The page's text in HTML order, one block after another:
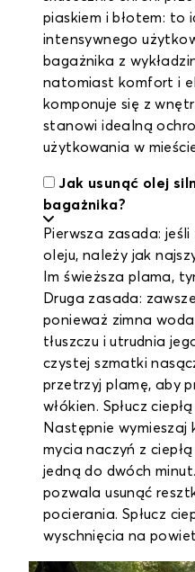
piaskiem i błotem: to
intensywnego
bagażnika z
natomiast komfort i
komponuje się z
stanowi idealną
użytkowania w
Jak usunąć olej
bagażnika?
Pierwsza zasada:
oleju, należy jak
Im świeższa plama,
Druga zasada:
ponieważ zimna
tłuszczu i utrudnia
czystej szmatki
przetrzyj plamę, aby
włókien. Spłucz
Następnie wymieszaj
mycia naczyń z
jedną do dwóch
pozwala usunąć
pocierania. Spłucz
wyschnięcia na